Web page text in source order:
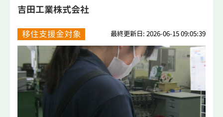
吉田工業株式会社
移住支援金対象 最終更新日: 2026-06-15 09:05:39